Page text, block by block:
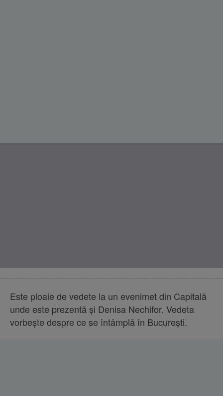
Este ploaie de vedete la un evenimet din Capitală
unde este prezentă și Denisa Nechifor. Vedeta
vorbește despre ce se întâmplă în București.